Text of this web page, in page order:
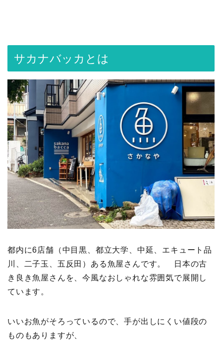
サカナバッカとは
都内に6店舗（中目黒、都立大学、中延、エキュート品
川、二子玉、五反田）ある魚屋さんです。 日本の古
き良き魚屋さんを、今風なおしゃれな雰囲気で展開し
ています。
いいお魚がそろっているので、手が出しにくい値段の
ものもありますが、